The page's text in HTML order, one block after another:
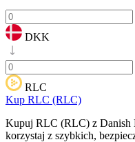
DKK
RLC
Kup RLC (RLC)
Kupuj RLC (RLC) z Danish
korzystaj z szybkich,